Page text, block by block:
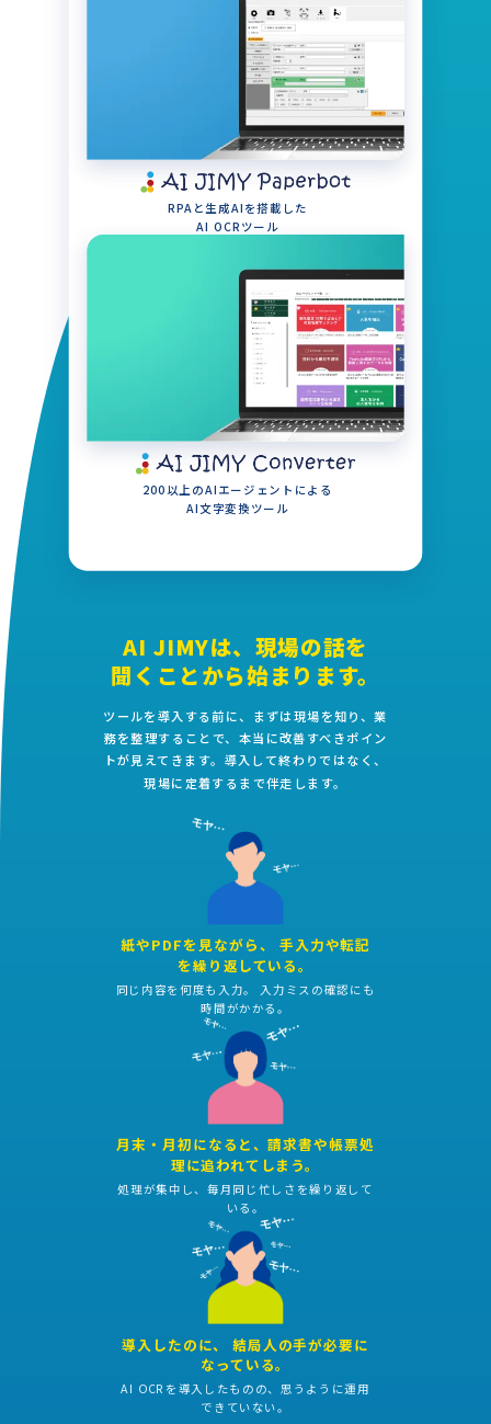
RPAと生成AIを搭載した
AI OCRツール
200以上のAIエージェントによる
AI文字変換ツール
AI JIMYは、現場の話を
聞くことから始まります。
ツールを導入する前に、まずは現場を知り、業
務を整理することで、本当に改善すべきポイン
トが見えてきます。導入して終わりではなく、
現場に定着するまで伴走します。
紙やPDFを見ながら、 手入力や転記
を繰り返している。
同じ内容を何度も入力。 入力ミスの確認にも
時間がかかる。
月末・月初になると、請求書や帳票処
理に追われてしまう。
処理が集中し、毎月同じ忙しさを繰り返して
いる。
導入したのに、 結局人の手が必要に
なっている。
AI OCRを導入したものの、思うように運用
できていない。